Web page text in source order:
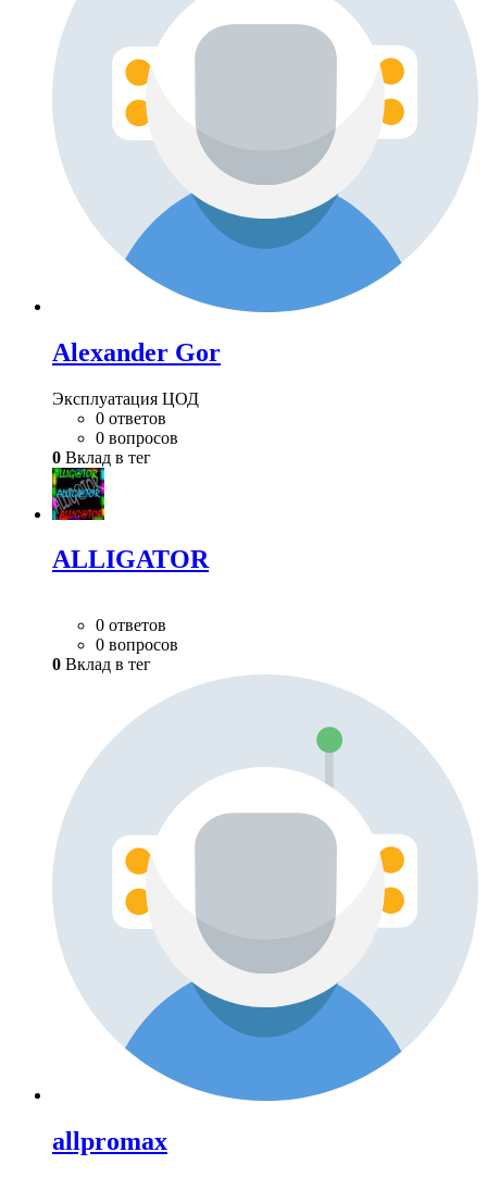
Alexander Gor
Эксплуатация ЦОД
0 ответов
0 вопросов
0 Вклад в тег
ALLIGATOR
0 ответов
0 вопросов
0 Вклад в тег
allpromax